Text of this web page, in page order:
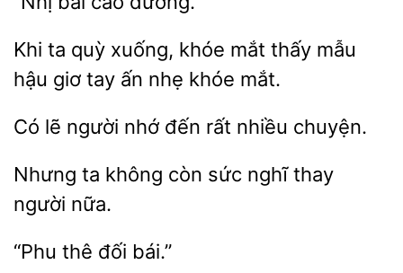
Khi ta quỳ
khóe mắt thấy mẫu
tay ấn nhẹ khóe mắt.
lẽ người đến rất nhiều
Nhưng không còn sức
thay
nữa.
“Phu